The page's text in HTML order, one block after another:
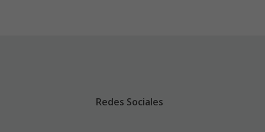
Redes Sociales